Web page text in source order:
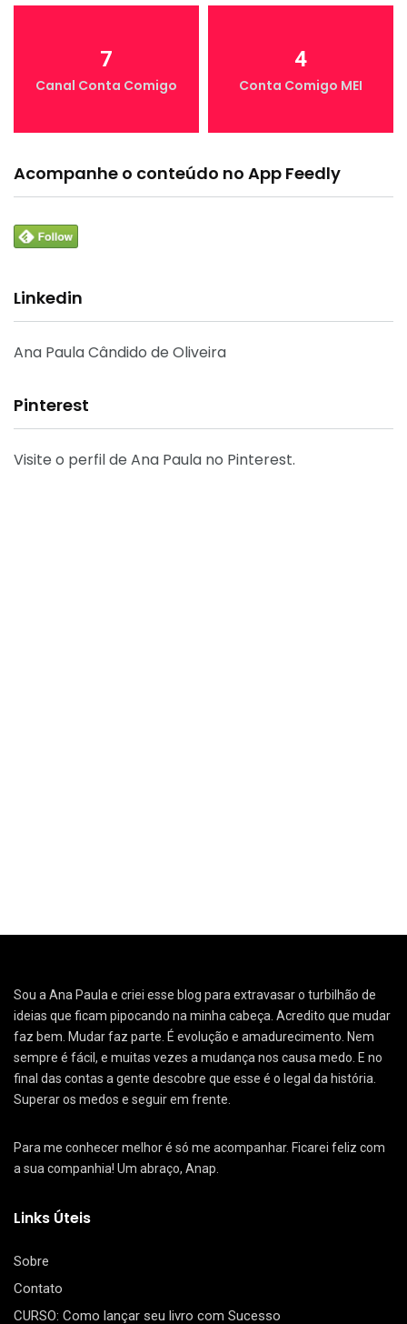
7
Canal Conta Comigo
4
Conta Comigo MEI
Acompanhe o conteúdo no App Feedly
Linkedin
Ana Paula Cândido de Oliveira
Pinterest
Visite o perfil de Ana Paula no Pinterest.
Sou a Ana Paula e criei esse blog para extravasar o turbilhão de
ideias que ficam pipocando na minha cabeça. Acredito que mudar
faz bem. Mudar faz parte. É evolução e amadurecimento. Nem
sempre é fácil, e muitas vezes a mudança nos causa medo. E no
final das contas a gente descobre que esse é o legal da história.
Superar os medos e seguir em frente.
Para me conhecer melhor é só me acompanhar. Ficarei feliz com
a sua companhia! Um abraço, Anap.
Links Úteis
Sobre
Contato
CURSO: Como lançar seu livro com Sucesso